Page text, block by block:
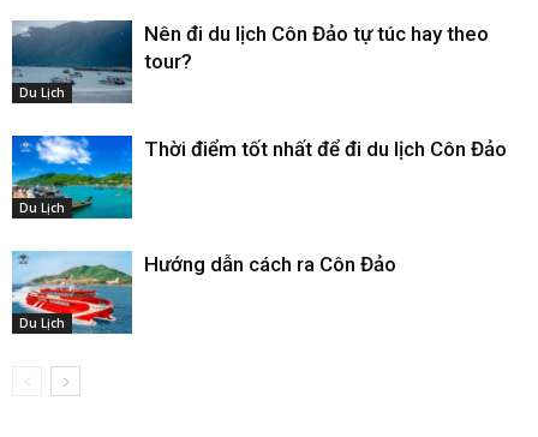
Du Lịch
Nên đi du lịch Côn Đảo tự túc hay theo
tour?
Du Lịch
Thời điểm tốt nhất để đi du lịch Côn Đảo
Du Lịch
Hướng dẫn cách ra Côn Đảo